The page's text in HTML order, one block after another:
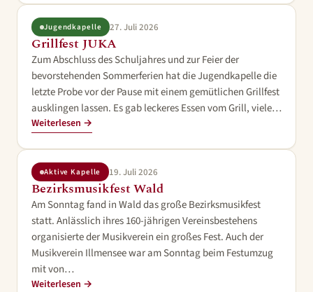
Jugendkapelle 27. Juli 2026
Grillfest JUKA
Zum Abschluss des Schuljahres und zur Feier der
bevorstehenden Sommerferien hat die Jugendkapelle die
letzte Probe vor der Pause mit einem gemütlichen Grillfest
ausklingen lassen. Es gab leckeres Essen vom Grill, viele…
Weiterlesen →
Aktive Kapelle 19. Juli 2026
Bezirksmusikfest Wald
Am Sonntag fand in Wald das große Bezirksmusikfest
statt. Anlässlich ihres 160-jährigen Vereinsbestehens
organisierte der Musikverein ein großes Fest. Auch der
Musikverein Illmensee war am Sonntag beim Festumzug
mit von…
Weiterlesen →